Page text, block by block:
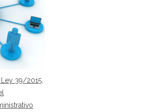
39/2015,